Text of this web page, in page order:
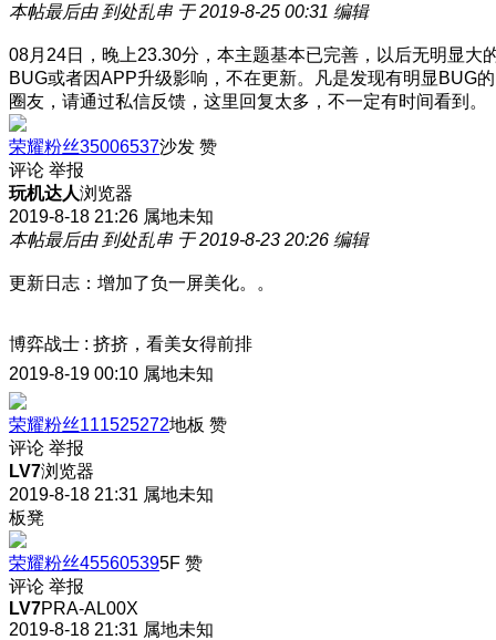
本帖最后由 到处乱串 于 2019-8-25 00:31 编辑
08月24日，晚上23.30分，本主题基本已完善，以后无明显大
BUG或者因APP升级影响，不在更新。凡是发现有明显BUG的
圈友，请通过私信反馈，这里回复太多，不一定有时间看到。
荣耀粉丝35006537沙发 赞
评论 举报
玩机达人浏览器
2019-8-18 21:26 属地未知
本帖最后由 到处乱串 于 2019-8-23 20:26 编辑
更新日志：增加了负一屏美化。。
博弈战士 : 挤挤，看美女得前排
2019-8-19 00:10 属地未知
荣耀粉丝111525272地板 赞
评论 举报
LV7浏览器
2019-8-18 21:31 属地未知
板凳
荣耀粉丝455605395F 赞
评论 举报
LV7PRA-AL00X
2019-8-18 21:31 属地未知